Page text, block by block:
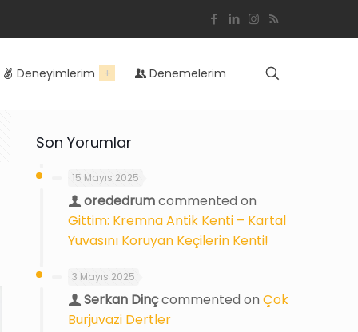
Deneyimlerim Denemelerim
Son Yorumlar
15 Mayıs 2025
orededrumcommented on
Gittim: Kremna Antik Kenti – Kartal
Yuvasını Koruyan Keçilerin Kenti!
3 Mayıs 2025
Serkan Dinçcommented on Çok
Burjuvazi Dertler